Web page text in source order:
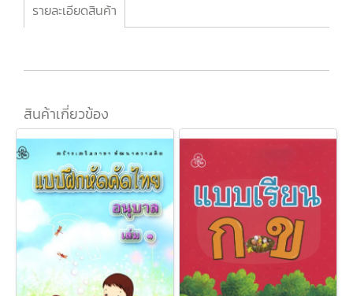
รายละเอียดสินค้า
สินค้าเกี่ยวข้อง